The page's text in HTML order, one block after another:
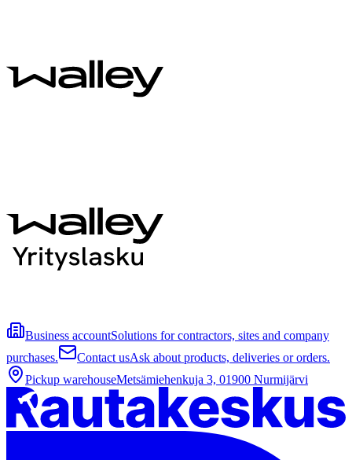
Business accountSolutions for contractors, sites and company
purchases.
Contact usAsk about products, deliveries or orders.
Pickup warehouseMetsämiehenkuja 3, 01900 Nurmijärvi